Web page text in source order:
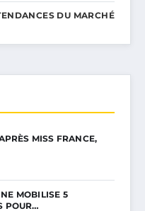
DU MARCHÉ
MISS FRANCE,
MOBILISE 5
POUR…